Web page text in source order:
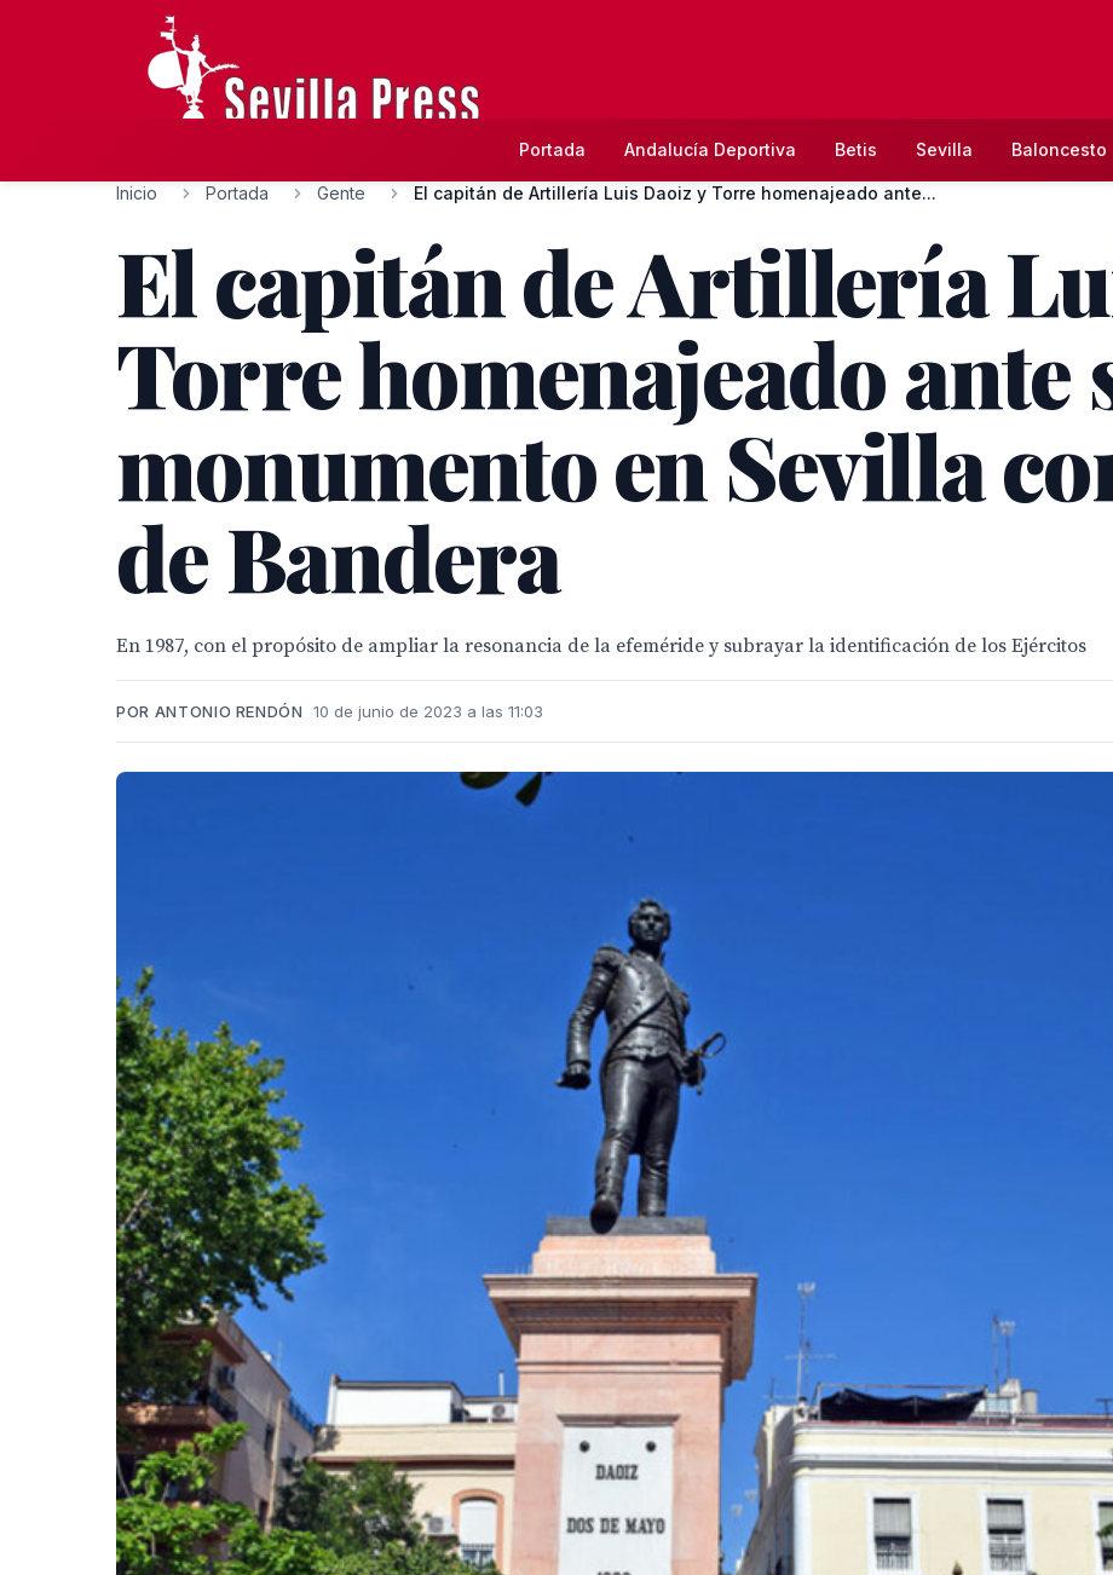
Portada Andalucía Deportiva Betis Sevilla Baloncesto
Inicio Portada Gente El capitán de Artillería Luis Daoiz y Torre homenajeado ante...
El capitán de Artillería
Torre homenajeado ante
monumento en Sevilla
de Bandera
En 1987, con el propósito de ampliar la resonancia de la efeméride y subrayar la identificación de los Ejércitos
POR ANTONIO RENDÓN 10 de junio de 2023 a las 11:03